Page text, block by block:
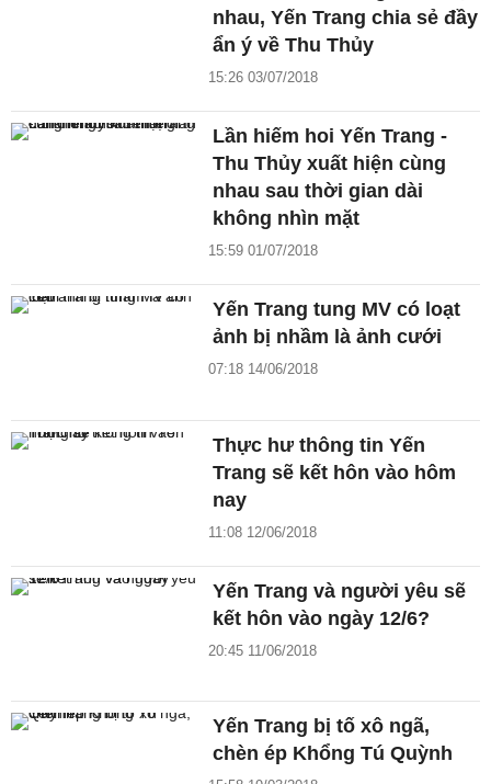
nhau, Yến Trang chia sẻ đầy
ẩn ý về Thu Thủy
15:26 03/07/2018
Lần hiếm hoi Yến Trang -
Thu Thủy xuất hiện cùng
nhau sau thời gian dài
không nhìn mặt
15:59 01/07/2018
Yến Trang tung MV có loạt
ảnh bị nhầm là ảnh cưới
07:18 14/06/2018
Thực hư thông tin Yến
Trang sẽ kết hôn vào hôm
nay
11:08 12/06/2018
Yến Trang và người yêu sẽ
kết hôn vào ngày 12/6?
20:45 11/06/2018
Yến Trang bị tố xô ngã,
chèn ép Khổng Tú Quỳnh